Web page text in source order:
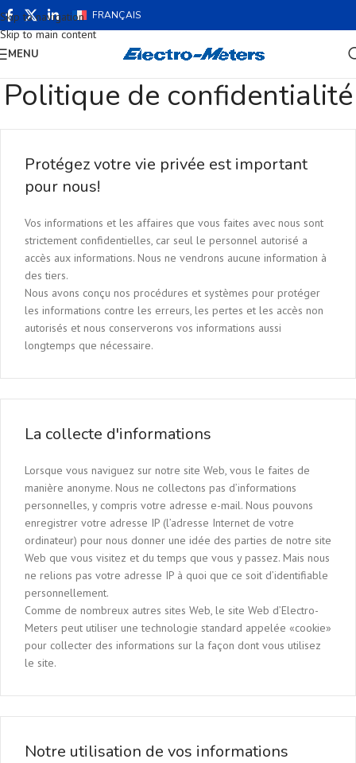
Skip to navigation
Skip to main content
FRANÇAIS
MENU
Politique de confidentialité
Protégez votre vie privée est important
pour nous!
Vos informations et les affaires que vous faites avec nous sont
strictement confidentielles, car seul le personnel autorisé a
accès aux informations. Nous ne vendrons aucune information à
des tiers.
Nous avons conçu nos procédures et systèmes pour protéger
les informations contre les erreurs, les pertes et les accès non
autorisés et nous conserverons vos informations aussi
longtemps que nécessaire.
La collecte d'informations
Lorsque vous naviguez sur notre site Web, vous le faites de
manière anonyme. Nous ne collectons pas d’informations
personnelles, y compris votre adresse e-mail. Nous pouvons
enregistrer votre adresse IP (l’adresse Internet de votre
ordinateur) pour nous donner une idée des parties de notre site
Web que vous visitez et du temps que vous y passez. Mais nous
ne relions pas votre adresse IP à quoi que ce soit d’identifiable
personnellement.
Comme de nombreux autres sites Web, le site Web d’Electro-
Meters peut utiliser une technologie standard appelée «cookie»
pour collecter des informations sur la façon dont vous utilisez
le site.
Notre utilisation de vos informations